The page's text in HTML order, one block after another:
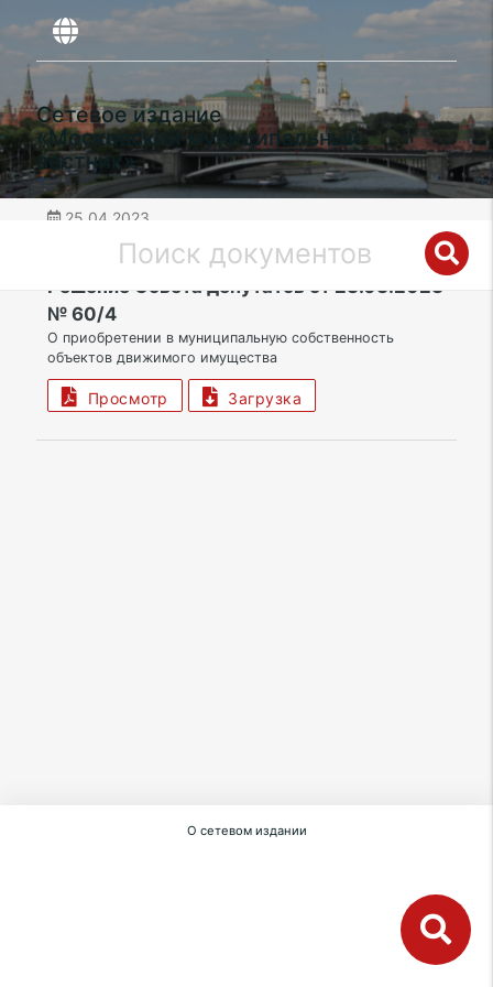
Сетевое издание
«Московский муниципальный
вестник»
25.04.2023
НАО | Поселение Филимонковское
Решение Совета депутатов от 23.03.2023
№ 60/4
О приобретении в муниципальную собственность
объектов движимого имущества
Просмотр Загрузка
О сетевом издании